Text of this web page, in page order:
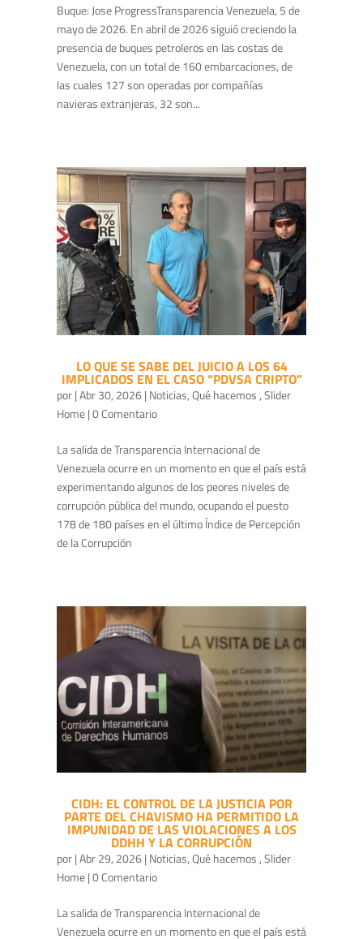
Buque: Jose ProgressTransparencia Venezuela, 5 de
mayo de 2026. En abril de 2026 siguió creciendo la
presencia de buques petroleros en las costas de
Venezuela, con un total de 160 embarcaciones, de
las cuales 127 son operadas por compañías
navieras extranjeras, 32 son...
LO QUE SE SABE DEL JUICIO A LOS 64
IMPLICADOS EN EL CASO “PDVSA CRIPTO”
por|Abr 30, 2026| Noticias,Qué hacemos ,Slider
Home| 0 Comentario
La salida de Transparencia Internacional de
Venezuela ocurre en un momento en que el país está
experimentando algunos de los peores niveles de
corrupción pública del mundo, ocupando el puesto
178 de 180 países en el último Índice de Percepción
de la Corrupción
CIDH: EL CONTROL DE LA JUSTICIA POR
PARTE DEL CHAVISMO HA PERMITIDO LA
IMPUNIDAD DE LAS VIOLACIONES A LOS
DDHH Y LA CORRUPCIÓN
por|Abr 29, 2026| Noticias,Qué hacemos ,Slider
Home| 0 Comentario
La salida de Transparencia Internacional de
Venezuela ocurre en un momento en que el país está